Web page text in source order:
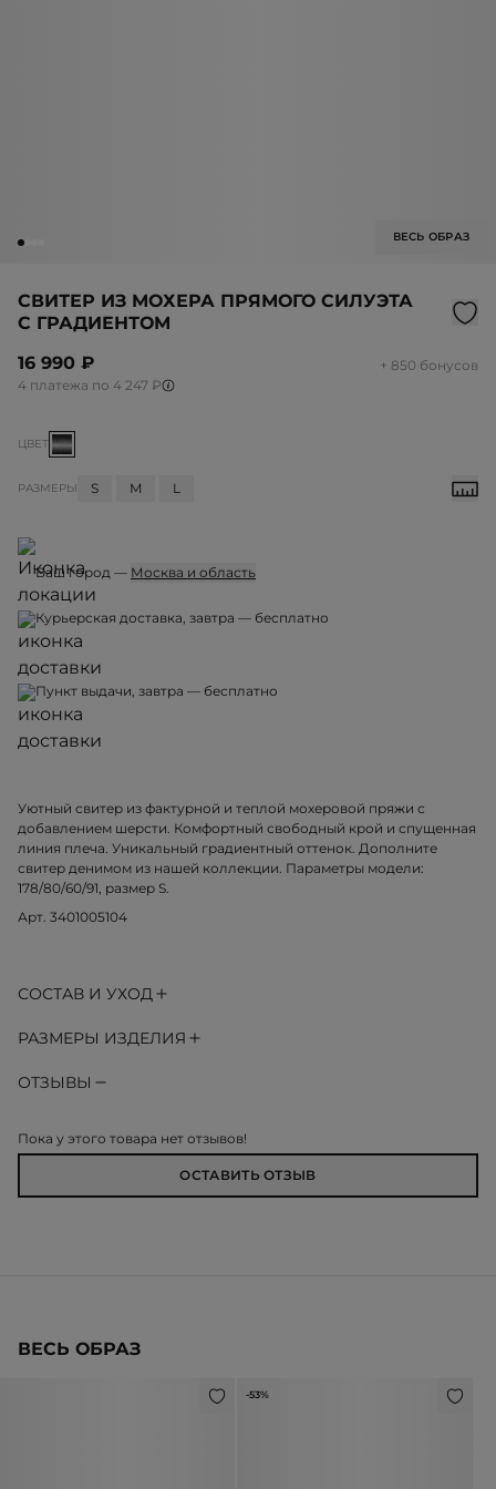
ВЕСЬ ОБРАЗ
СВИТЕР ИЗ МОХЕРА ПРЯМОГО СИЛУЭТА
С ГРАДИЕНТОМ
16 990 ₽
+ 850 бонусов
4 платежа по 4 247 ₽
ЦВЕТ
РАЗМЕРЫ S M L
Ваш город — Москва и область
Курьерская доставка, завтра — бесплатно
Пункт выдачи, завтра — бесплатно
Уютный свитер из фактурной и теплой мохеровой пряжи с
добавлением шерсти. Комфортный свободный крой и спущенная
линия плеча. Уникальный градиентный оттенок. Дополните
свитер денимом из нашей коллекции. Параметры модели:
178/80/60/91, размер S.
Арт. 3401005104
СОСТАВ И УХОД
РАЗМЕРЫ ИЗДЕЛИЯ
ОТЗЫВЫ
Пока у этого товара нет отзывов!
ОСТАВИТЬ ОТЗЫВ
ВЕСЬ ОБРАЗ
-53%